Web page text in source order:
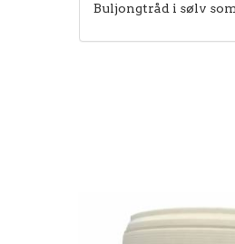
Buljongtråd i sølv